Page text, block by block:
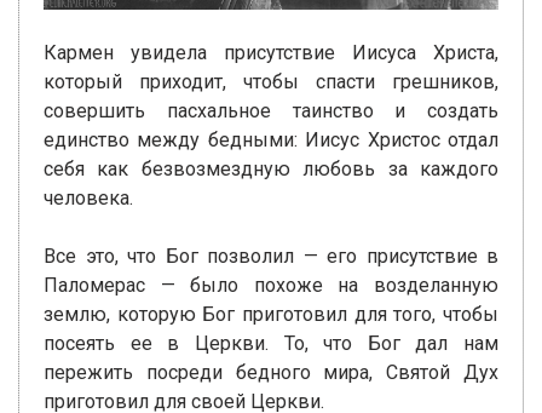
Кармен увидела присутствие Иисуса Христа,
который приходит, чтобы спасти грешников,
совершить пасхальное таинство и создать
единство между бедными: Иисус Христос отдал
себя как безвозмездную любовь за каждого
человека.
Все это, что Бог позволил — его присутствие в
Паломерас — было похоже на возделанную
землю, которую Бог приготовил для того, чтобы
посеять ее в Церкви. То, что Бог дал нам
пережить посреди бедного мира, Святой Дух
приготовил для своей Церкви.